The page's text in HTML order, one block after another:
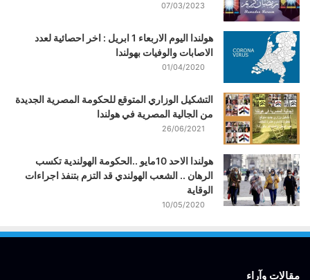
07/03/2023
هولندا اليوم الاربعاء 1 ابريل : اخر احصائية لعدد
الاصابات والوفيات بهولندا
01/04/2020
التشكيل الوزاري المتوقع للحكومة المصرية الجديدة
من الجالية المصرية في هولندا
26/06/2021
هولندا الاحد 10مايو ..الحكومة الهولندية تكسب
الرهان .. الشعب الهولندي قد التزم بتنفذ اجراءات
الوقاية
10/05/2020
مقالات وآراء